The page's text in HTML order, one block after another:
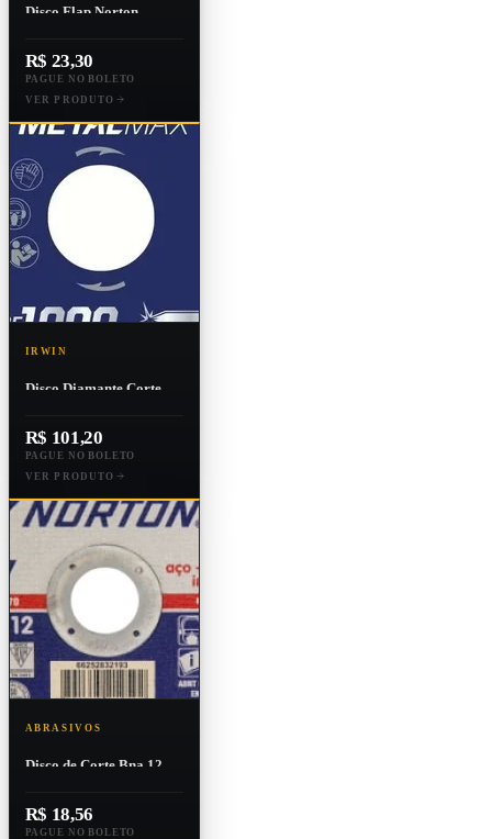
Disco Flap Norton
Grão 40
R$ 23,30
PAGUE NO BOLETO
VER PRODUTO
IRWIN
Disco Diamante Corte
R$ 101,20
PAGUE NO BOLETO
VER PRODUTO
ABRASIVOS
Disco de Corte Bna 12
R$ 18,56
PAGUE NO BOLETO